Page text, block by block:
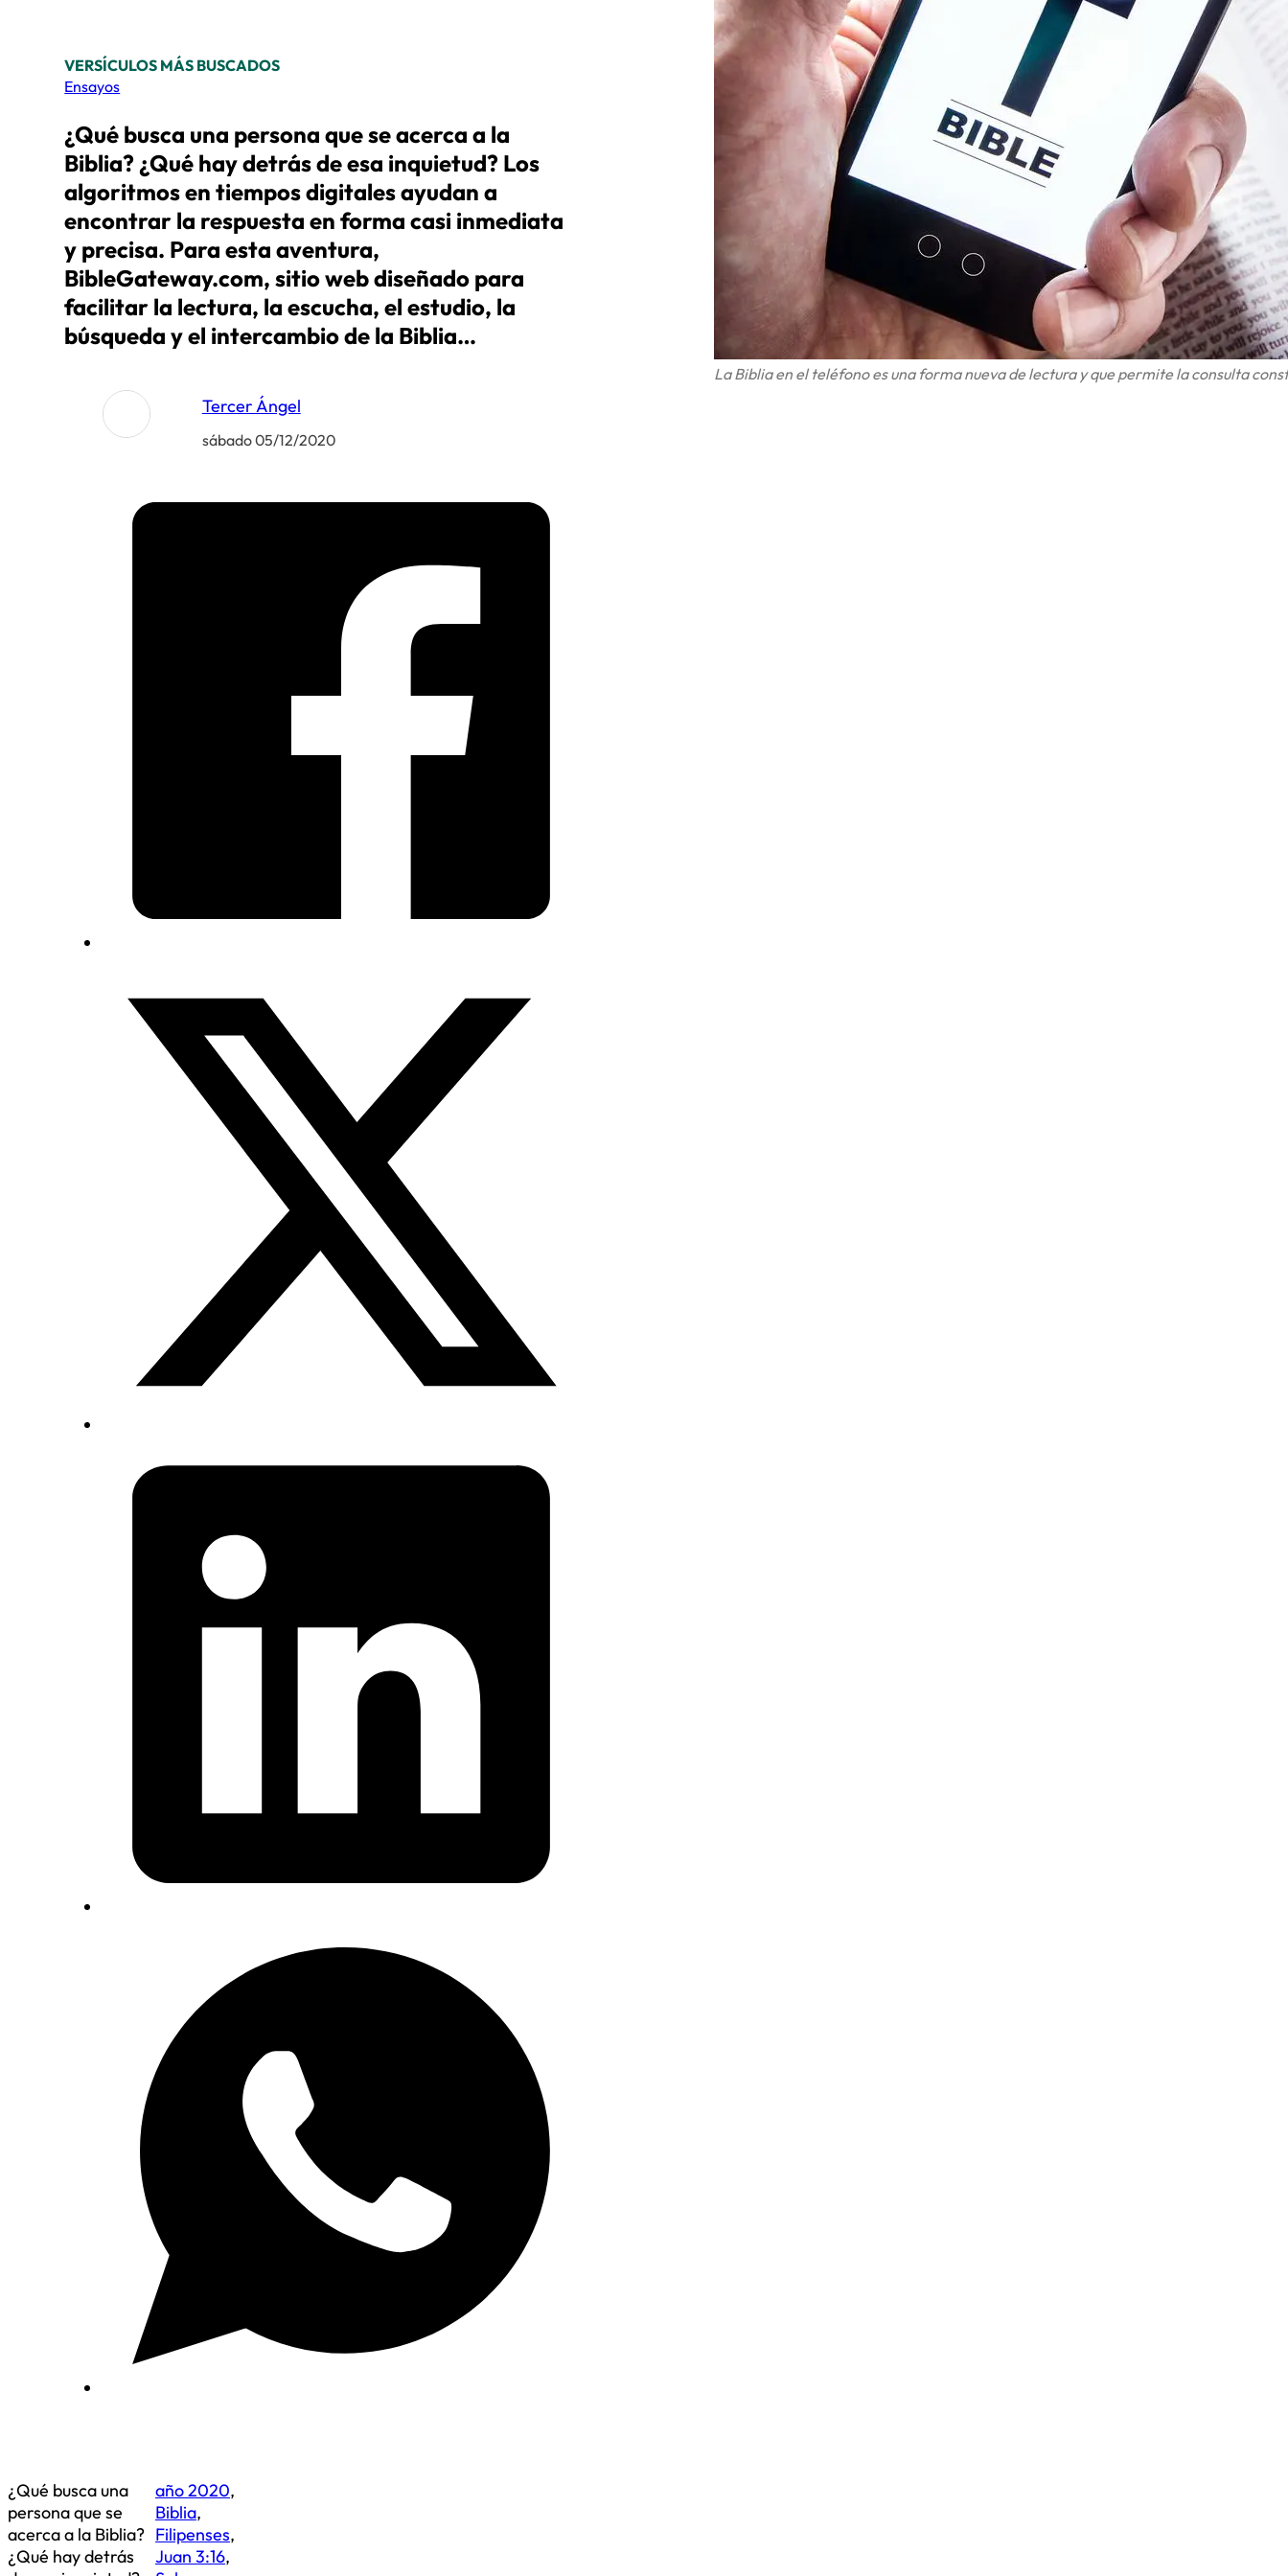
VERSÍCULOS MÁS BUSCADOS
Ensayos
¿Qué busca una persona que se acerca a la
Biblia? ¿Qué hay detrás de esa inquietud? Los
algoritmos en tiempos digitales ayudan a
encontrar la respuesta en forma casi inmediata
y precisa. Para esta aventura,
BibleGateway.com, sitio web diseñado para
facilitar la lectura, la escucha, el estudio, la
búsqueda y el intercambio de la Biblia…
Tercer Ángel
sábado 05/12/2020
La Biblia en el teléfono es una forma nueva de lectura y que permite la consulta
¿Qué busca una
persona que se
acerca a la Biblia?
¿Qué hay detrás
año 2020,
Biblia,
Filipenses,
Juan 3:16,